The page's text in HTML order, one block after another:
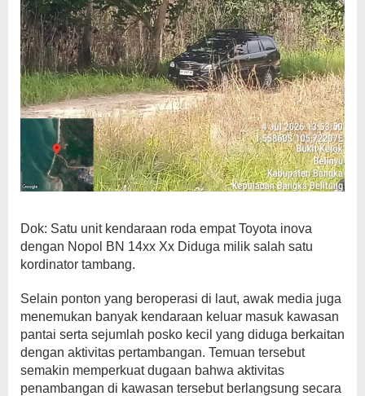
Dok: Satu unit kendaraan roda empat Toyota inova
dengan Nopol BN 14xx Xx Diduga milik salah satu
kordinator tambang.
Selain ponton yang beroperasi di laut, awak media juga
menemukan banyak kendaraan keluar masuk kawasan
pantai serta sejumlah posko kecil yang diduga berkaitan
dengan aktivitas pertambangan. Temuan tersebut
semakin memperkuat dugaan bahwa aktivitas
penambangan di kawasan tersebut berlangsung secara